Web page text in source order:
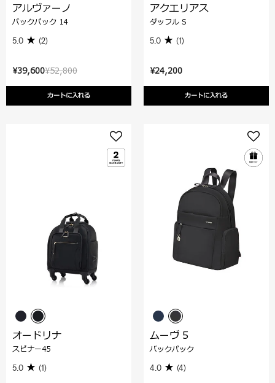
¥52,800
¥39,600
カートに入れる
アルヴァーノ
バックパック 14
5.0 (2)
¥24,200
カートに入れる
アクエリアス
ダッフル S
5.0 (1)
オードリナ
スピナー45
5.0 (1)
ムーヴ 5
バックパック
4.0 (4)